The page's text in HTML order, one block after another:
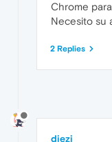
Chrome
Necesito su
2 Replies
diezi